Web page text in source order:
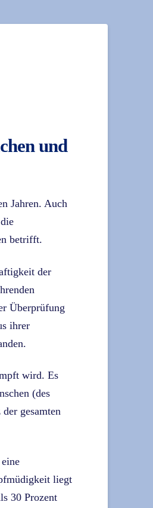
und
Jahren. Auch
betrifft.
der
Überprüfung
ihrer
wird. Es
(des
gesamten
liegt
30 Prozent